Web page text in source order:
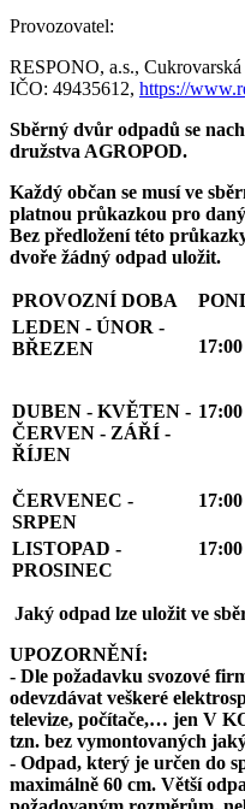
Provozovatel:
RESPONO, a.s.,
IČO: 49435612, https://
Sběrný dvůr odpadů se
družstva AGROPOD.
Každý občan se musí ve
platnou průkazkou pro
Bez předložení této
dvoře žádný odpad uložit.
PROVOZNÍ DOBA
LEDEN - ÚNOR -
BŘEZEN
DUBEN - KVĚTEN -
ČERVEN - ZÁŘÍ -
ŘÍJEN
ČERVENEC -
SRPEN
LISTOPAD -
PROSINEC
Jaký odpad lze uložit ve
UPOZORNĚNÍ:
- Dle požadavku svozové
odevzdávat veškeré
televize, počítače,… jen V
tzn. bez vymontovaných
- Odpad, který je určen do
maximálně 60 cm. Větší